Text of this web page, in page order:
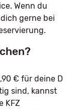
Wenn du
gerne bei
€ für deine D
sind, kannst
KFZ